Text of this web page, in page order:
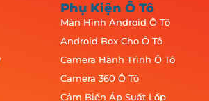
Phụ Kiện Ô Tô
Màn Hình Android Ô Tô
Android Box Cho Ô Tô
Camera Hành Trình Ô Tô
Camera 360 Ô Tô
Cảm Biến Áp Suất Lốp